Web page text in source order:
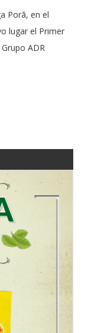
Porã, en el
lugar el Primer
ADR